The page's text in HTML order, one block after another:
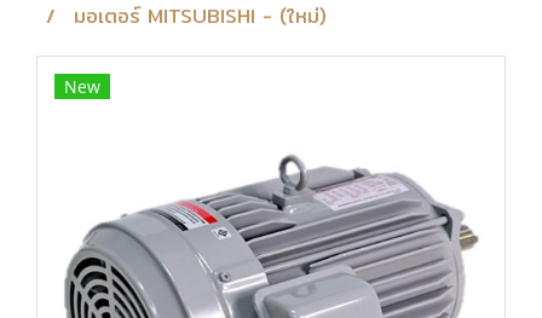
มอเตอร์ MITSUBISHI - (ใหม่)
New